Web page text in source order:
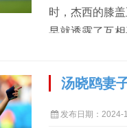
时，杰西的膝
早就透露了互
-01 镜像法则：
西与伊丽莎白
汤晓鸥妻
发布日期：2024-